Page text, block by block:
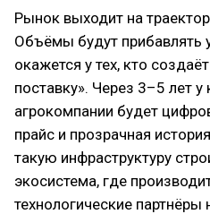
Рынок выходит на
Объёмы будут прибавлять
окажется у тех, кто
поставку». Через 3–5 лет
агрокомпании будет
прайс и прозрачная
такую инфраструктуру
экосистема, где
технологические партнёры